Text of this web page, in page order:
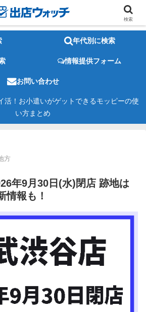
年代別に検索
情報提供フォーム
お問い合わせ
活！お小遣いがゲットできるモッピーの使
い方まとめ
方
年9月30日(水)閉店 跡地は
情報も！
検索